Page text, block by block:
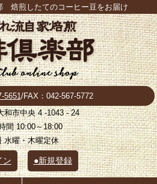
焙煎したてのコーヒー豆をお届け
5651/FAX：042-567-5772
和市中央 4 -1043 - 24
間 10:00～18:00
水曜・木曜定休
ン ●新規登録